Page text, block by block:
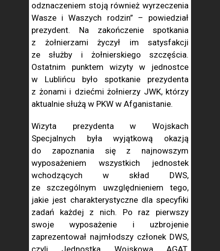
odznaczeniem stoją również wyrzeczenia
Wasze i Waszych rodzin” – powiedział
prezydent. Na zakończenie spotkania
z żołnierzami życzył im satysfakcji
ze służby i żołnierskiego szczęścia.
Ostatnim punktem wizyty w jednostce
w Lublińcu było spotkanie prezydenta
z żonami i dziećmi żołnierzy JWK, którzy
aktualnie służą w PKW w Afganistanie.
Wizyta prezydenta w Wojskach
Specjalnych była wyjątkową okazją
do zapoznania się z najnowszym
wyposażeniem wszystkich jednostek
wchodzących w skład DWS,
ze szczególnym uwzględnieniem tego,
jakie jest charakterystyczne dla specyfiki
zadań każdej z nich. Po raz pierwszy
swoje wyposażenie i uzbrojenie
zaprezentował najmłodszy członek DWS,
czyli Jednostka Wojskowa AGAT.